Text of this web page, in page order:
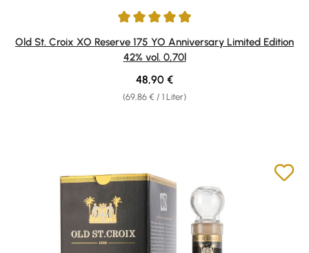
Durchschnittliche Bewertung von 4.92 von 5 Sternen
Old St. Croix XO Reserve 175 YO Anniversary Limited Edition
42% vol. 0,70l
(69,86 € / 1 Liter)
Regulärer Preis:
48,90 €